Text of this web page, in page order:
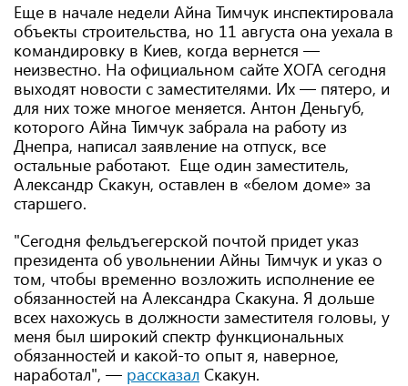
Еще в начале недели Айна Тимчук инспектировала
объекты строительства, но 11 августа она уехала в
командировку в Киев, когда вернется —
неизвестно. На официальном сайте ХОГА сегодня
выходят новости с заместителями. Их — пятеро, и
для них тоже многое меняется. Антон Деньгуб,
которого Айна Тимчук забрала на работу из
Днепра, написал заявление на отпуск, все
остальные работают. Еще один заместитель,
Александр Скакун, оставлен в «белом доме» за
старшего.
"Сегодня фельдъегерской почтой придет указ
президента об увольнении Айны Тимчук и указ о
том, чтобы временно возложить исполнение ее
обязанностей на Александра Скакуна. Я дольше
всех нахожусь в должности заместителя головы, у
меня был широкий спектр функциональных
обязанностей и какой-то опыт я, наверное,
наработал", — рассказал Скакун.